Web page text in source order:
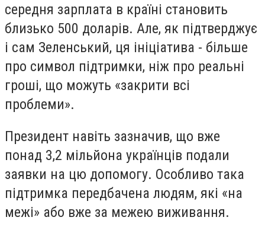
середня зарплата в країні становить
близько 500 доларів. Але, як підтверджує
і сам Зеленський, ця ініціатива - більше
про символ підтримки, ніж про реальні
гроші, що можуть «закрити всі
проблеми».
Президент навіть зазначив, що вже
понад 3,2 мільйона українців подали
заявки на цю допомогу. Особливо така
підтримка передбачена людям, які «на
межі» або вже за межею виживання.